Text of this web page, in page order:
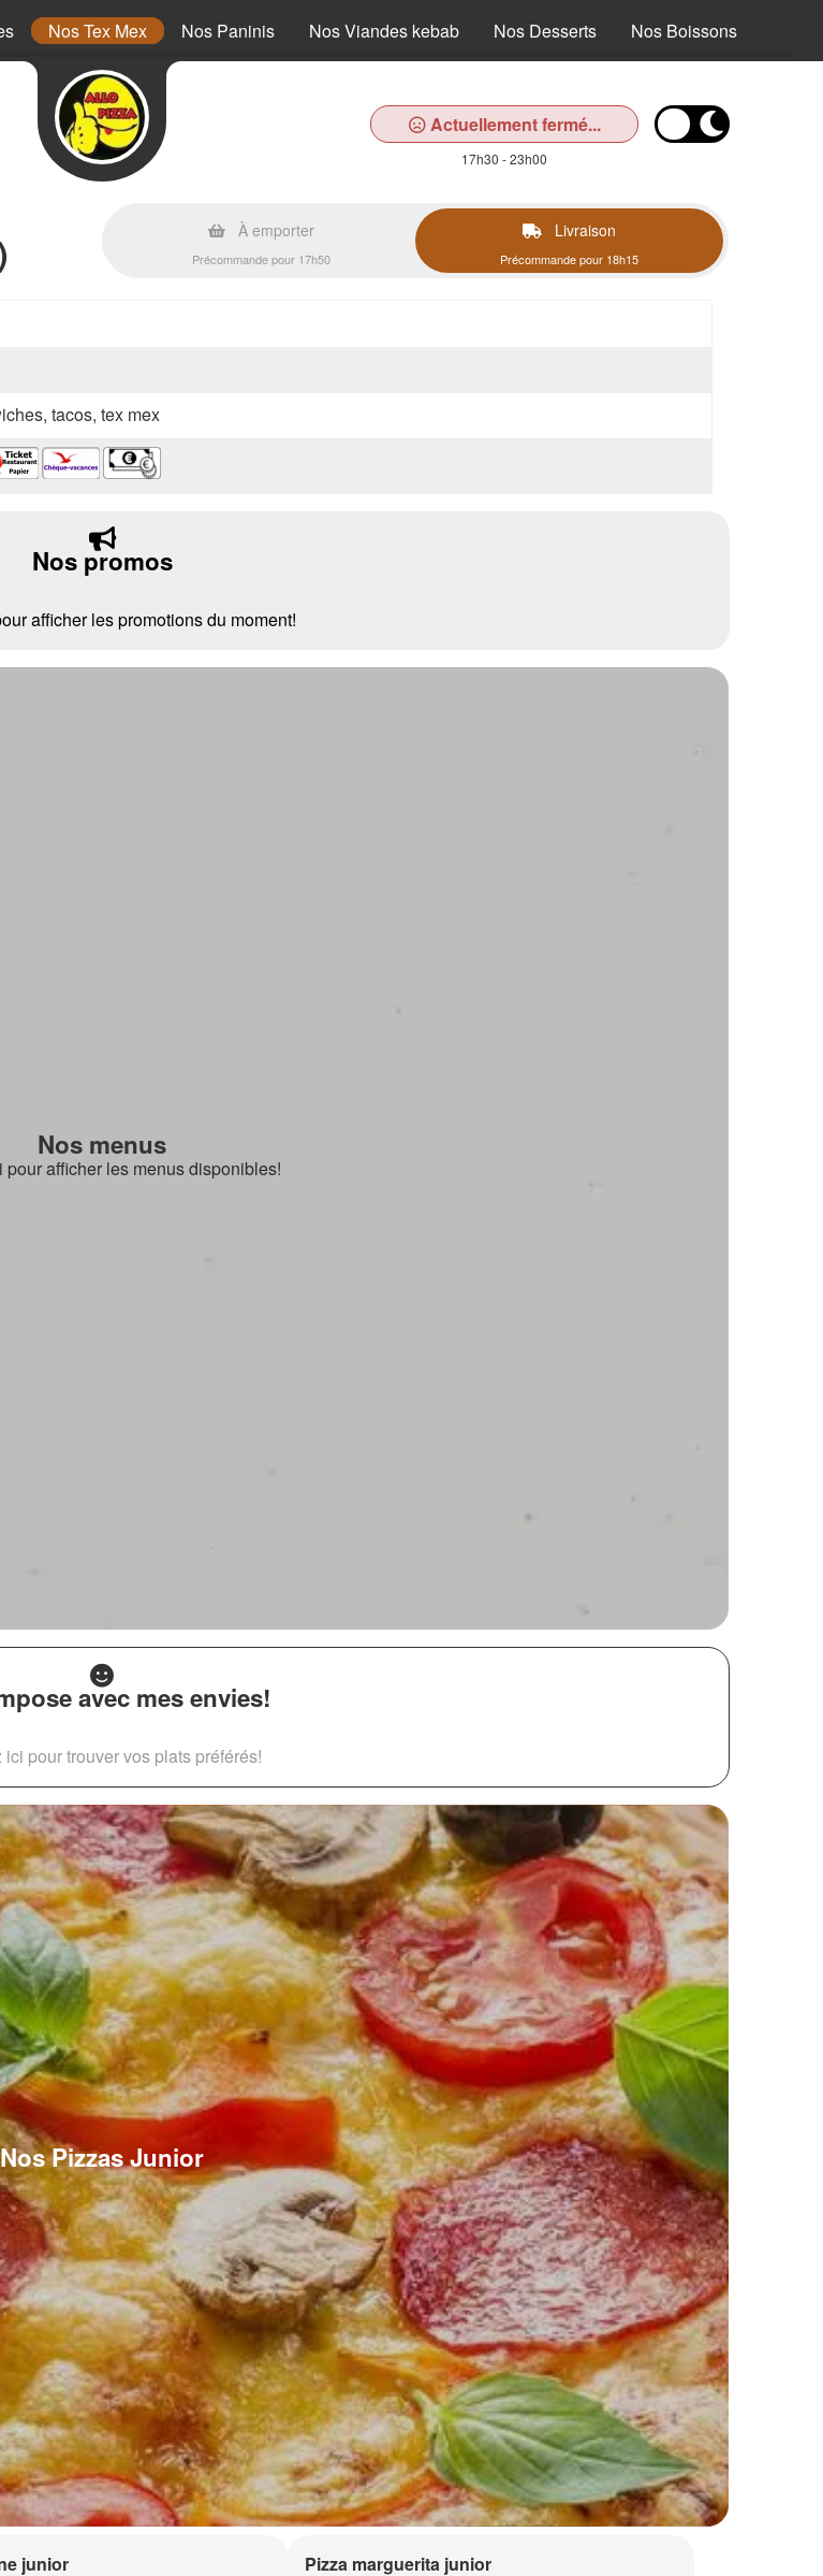
Nos Tex Mex Nos Paninis Nos Viandes kebab Nos Desserts Nos Boissons
Actuellement fermé...
17h30 - 23h00
À emporter
Précommande pour 17h50
Livraison
Précommande pour 18h15
tacos, tex mex
Nos promos
afficher les promotions du moment!
Nos menus
afficher les menus disponibles!
avec mes envies!
ici pour trouver vos plats préférés!
Nos Pizzas Junior
junior Pizza marguerita junior